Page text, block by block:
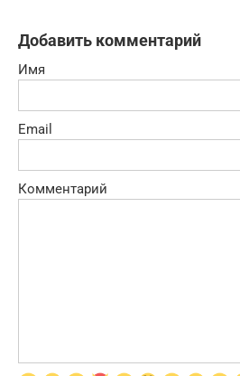
Добавить комментарий
Имя
Email
Комментарий